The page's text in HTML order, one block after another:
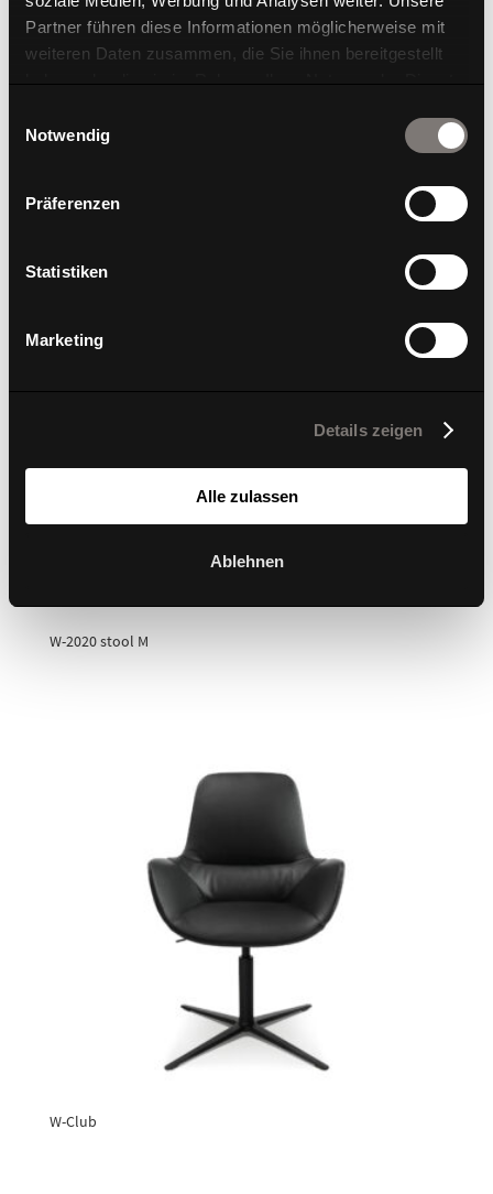
Partner führen diese Informationen möglicherweise mit
weiteren Daten zusammen, die Sie ihnen bereitgestellt
haben oder die sie im Rahmen Ihrer Nutzung der Dienste
Notwendig
Präferenzen
Statistiken
Marketing
Details zeigen
Alle zulassen
Ablehnen
W-2020 stool M
W-Club